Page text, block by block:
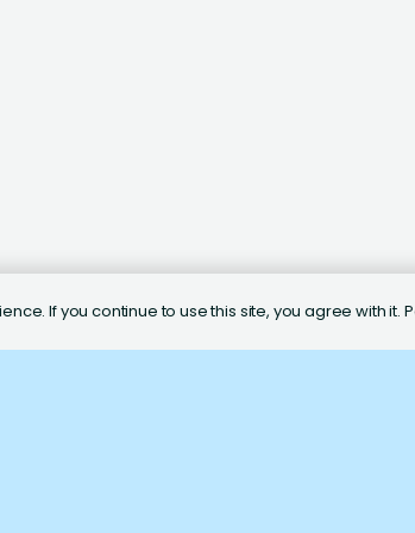
If you continue to use this site, you agree with it.